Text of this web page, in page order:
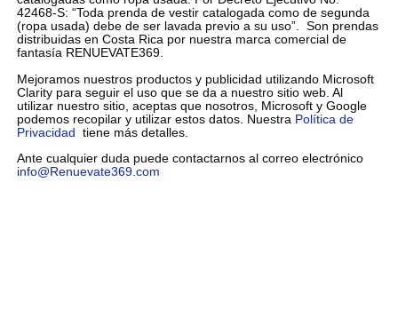
42468-S: “Toda prenda de vestir catalogada como de segunda
(ropa usada) debe de ser lavada previo a su uso”. Son prendas
distribuidas en Costa Rica por nuestra marca comercial de
fantasía RENUEVATE369.
Mejoramos nuestros productos y publicidad utilizando Microsoft
Clarity para seguir el uso que se da a nuestro sitio web. Al
utilizar nuestro sitio, aceptas que nosotros, Microsoft y Google
podemos recopilar y utilizar estos datos. Nuestra Política de
Privacidad tiene más detalles.
Ante cualquier duda puede contactarnos al correo electrónico
info@Renuevate369.com